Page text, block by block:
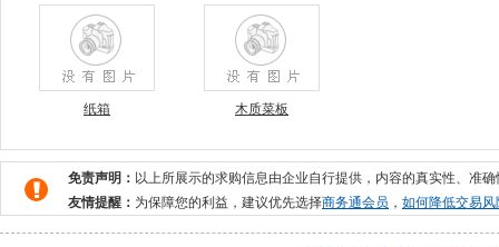
纸箱 木质菜板
免责声明： 以上所展示的求购信息由企业自行提供，内容的真实性、准
友情提醒： 为保障您的利益，建议优先选择商务通会员 ， 如何降低交易风